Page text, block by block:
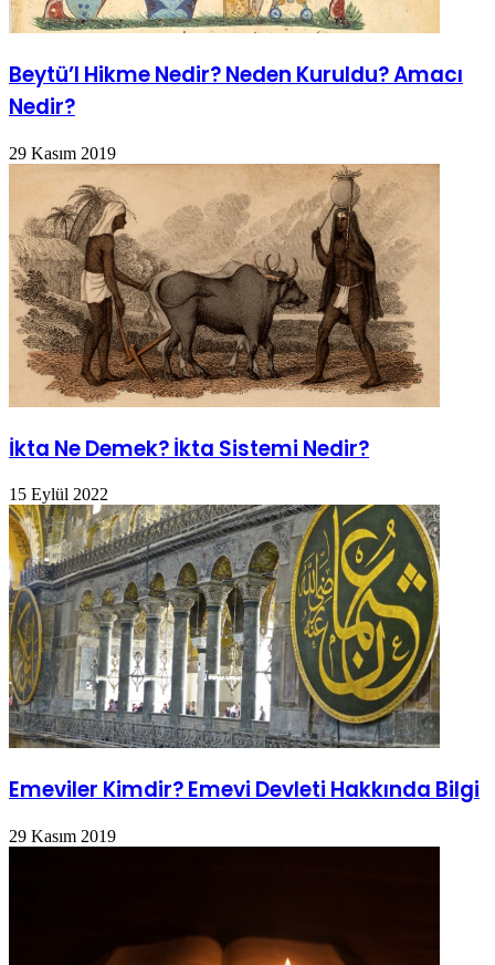
Beytü’l Hikme Nedir? Neden Kuruldu? Amacı
Nedir?
29 Kasım 2019
İkta Ne Demek? İkta Sistemi Nedir?
15 Eylül 2022
Emeviler Kimdir? Emevi Devleti Hakkında Bilgi
29 Kasım 2019